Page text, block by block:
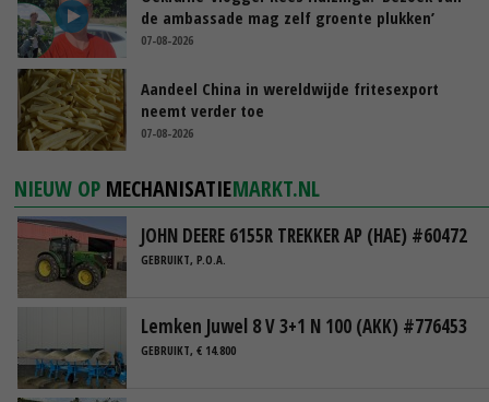
de ambassade mag zelf groente plukken’
07-08-2026
Aandeel China in wereldwijde fritesexport
neemt verder toe
07-08-2026
NIEUW OP MECHANISATIEMARKT.NL
JOHN DEERE 6155R TREKKER AP (HAE) #60472
GEBRUIKT, P.O.A.
Lemken Juwel 8 V 3+1 N 100 (AKK) #776453
GEBRUIKT, € 14.800